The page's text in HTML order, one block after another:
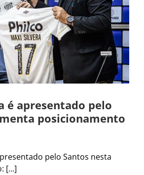
é apresentado pelo
posicionamento
pelo Santos nesta
[...]